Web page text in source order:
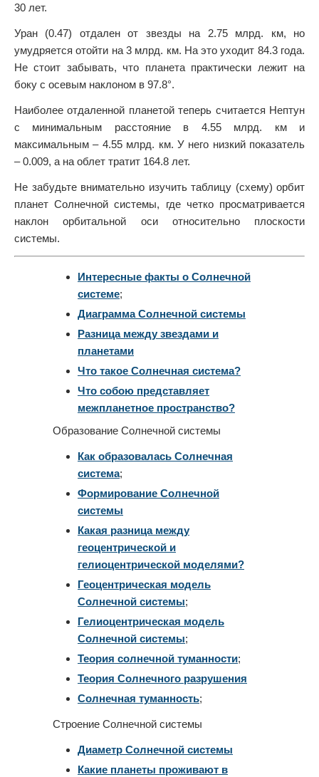
30 лет.
Уран (0.47) отдален от звезды на 2.75 млрд. км, но
умудряется отойти на 3 млрд. км. На это уходит 84.3 года.
Не стоит забывать, что планета практически лежит на
боку с осевым наклоном в 97.8°.
Наиболее отдаленной планетой теперь считается Нептун
с минимальным расстояние в 4.55 млрд. км и
максимальным – 4.55 млрд. км. У него низкий показатель
– 0.009, а на облет тратит 164.8 лет.
Не забудьте внимательно изучить таблицу (схему) орбит
планет Солнечной системы, где четко просматривается
наклон орбитальной оси относительно плоскости
системы.
Интересные факты о Солнечной
системе;
Диаграмма Солнечной системы
Разница между звездами и
планетами
Что такое Солнечная система?
Что собою представляет
межпланетное пространство?
Образование Солнечной системы
Как образовалась Солнечная
система;
Формирование Солнечной
системы
Какая разница между
геоцентрической и
гелиоцентрической моделями?
Геоцентрическая модель
Солнечной системы;
Гелиоцентрическая модель
Солнечной системы;
Теория солнечной туманности;
Теория Солнечного разрушения
Солнечная туманность;
Строение Солнечной системы
Диаметр Солнечной системы
Какие планеты проживают в